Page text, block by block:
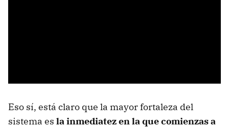
Eso sí, está claro que la mayor fortaleza del
sistema es la inmediatez en la que comienzas a